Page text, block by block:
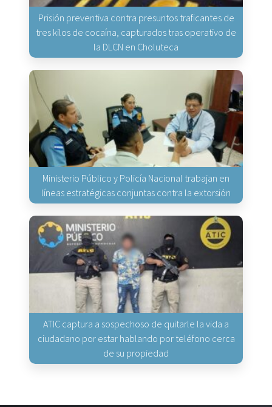
Prisión preventiva contra presuntos traficantes de
tres kilos de cocaína, capturados tras operativo de
la DLCN en Choluteca
Ministerio Público y Policía Nacional trabajan en
líneas estratégicas conjuntas contra la extorsión
ATIC captura a sospechoso de quitarle la vida a
ciudadano por estar hablando por teléfono cerca
de su propiedad